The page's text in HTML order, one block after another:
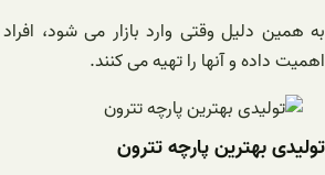
به همین دلیل وقتی وارد بازار می شود،
اهمیت داده و آنها را تهیه می کنند.
تولیدی بهترین پارچه تترون